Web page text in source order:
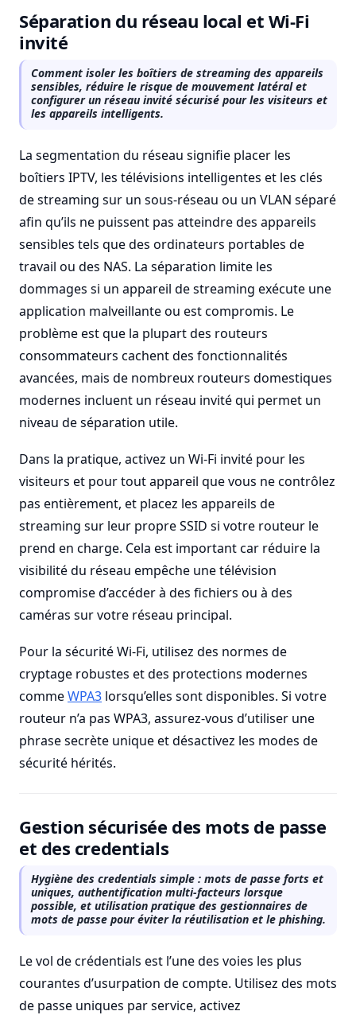
Séparation du réseau local et Wi-Fi
invité
Comment isoler les boîtiers de streaming des appareils
sensibles, réduire le risque de mouvement latéral et
configurer un réseau invité sécurisé pour les visiteurs et
les appareils intelligents.
La segmentation du réseau signifie placer les
boîtiers IPTV, les télévisions intelligentes et les clés
de streaming sur un sous-réseau ou un VLAN séparé
afin qu’ils ne puissent pas atteindre des appareils
sensibles tels que des ordinateurs portables de
travail ou des NAS. La séparation limite les
dommages si un appareil de streaming exécute une
application malveillante ou est compromis. Le
problème est que la plupart des routeurs
consommateurs cachent des fonctionnalités
avancées, mais de nombreux routeurs domestiques
modernes incluent un réseau invité qui permet un
niveau de séparation utile.
Dans la pratique, activez un Wi-Fi invité pour les
visiteurs et pour tout appareil que vous ne contrôlez
pas entièrement, et placez les appareils de
streaming sur leur propre SSID si votre routeur le
prend en charge. Cela est important car réduire la
visibilité du réseau empêche une télévision
compromise d’accéder à des fichiers ou à des
caméras sur votre réseau principal.
Pour la sécurité Wi-Fi, utilisez des normes de
cryptage robustes et des protections modernes
commeWPA3 lorsqu’elles sont disponibles. Si votre
routeur n’a pas WPA3, assurez-vous d’utiliser une
phrase secrète unique et désactivez les modes de
sécurité hérités.
Gestion sécurisée des mots de passe
et des credentials
Hygiène des credentials simple : mots de passe forts et
uniques, authentification multi-facteurs lorsque
possible, et utilisation pratique des gestionnaires de
mots de passe pour éviter la réutilisation et le phishing.
Le vol de crédentials est l’une des voies les plus
courantes d’usurpation de compte. Utilisez des mots
de passe uniques par service, activez